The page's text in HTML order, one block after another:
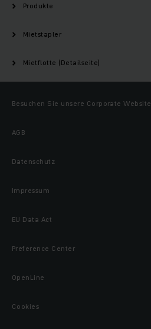
Produkte
Mietstapler
Mietflotte (Detailseite)
Besuchen Sie unsere Corporate Website
AGB
Datenschutz
Impressum
EU Data Act
Preference Center
OpenLine
Cookies